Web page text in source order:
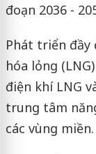
đoạn 2036 -
Phát triển đầy
hóa lỏng
điện khí LNG
trung tâm
các vùng miền.